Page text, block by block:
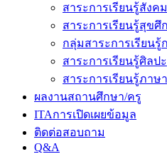
สาระการเรียนรู้สัง
สาระการเรียนรู้สุข
กลุ่มสาระการเรียนรู้
สาระการเรียนรู้ศิลปะ
สาระการเรียนรู้ภาษ
ผลงานสถานศึกษา/ครู
ITAการเปิดเผยข้อมูล
ติดต่อสอบถาม
Q&A